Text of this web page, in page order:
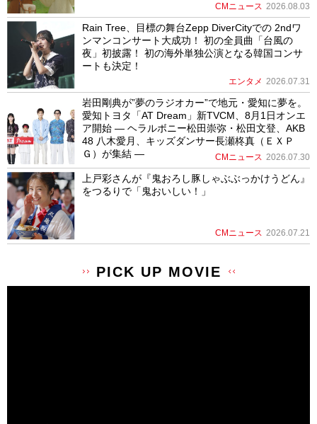
CMニュース 2026.08.03
Rain Tree、目標の舞台Zepp DiverCityでの 2ndワ
ンマンコンサート大成功！ 初の全員曲「台風の
夜」初披露！ 初の海外単独公演となる韓国コンサ
ートも決定！
エンタメ 2026.07.31
岩田剛典が”夢のラジオカー”で地元・愛知に夢を。
愛知トヨタ「AT Dream」新TVCM、8月1日オンエ
ア開始 ― ヘラルボニー松田崇弥・松田文登、AKB
48 八木愛月、キッズダンサー長瀬柊真（ＥＸＰ
Ｇ）が集結 ―
CMニュース 2026.07.30
上戸彩さんが『鬼おろし豚しゃぶぶっかけうどん』
をつるりで「鬼おいしい！」
CMニュース 2026.07.21
PICK UP MOVIE